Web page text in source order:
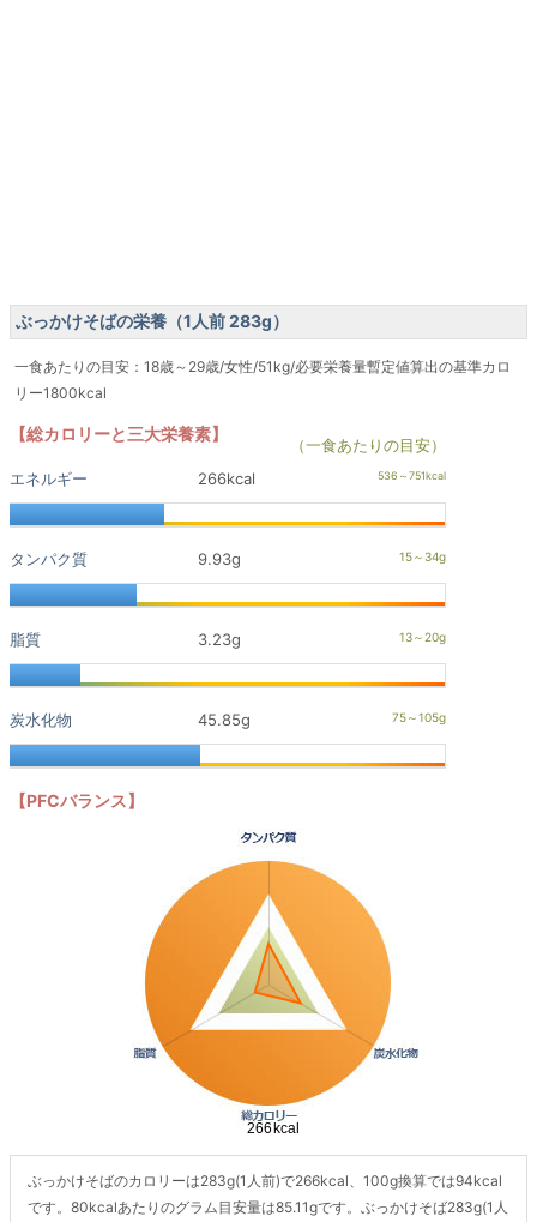
ぶっかけそばの栄養（1人前 283g）
一食あたりの目安：18歳～29歳/女性/51kg/必要栄養量暫定値算出の基準カロ
リー1800kcal
【総カロリーと三大栄養素】
（一食あたりの目安）
エネルギー
266kcal
タンパク質 9.93g
脂質 3.23g
炭水化物 45.85g
【PFCバランス】
ぶっかけそばのカロリーは283g(1人前)で266kcal、100g換算では94kcal
です。80kcalあたりのグラム目安量は85.11gです。ぶっかけそば283g(1人